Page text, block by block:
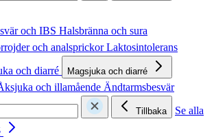
och IBS Halsbränna och sura
och analsprickorLaktosintolerans
och diarré Magsjuka och diarré
och illamående Ändtarmsbesvär
Tillbaka
Se alla